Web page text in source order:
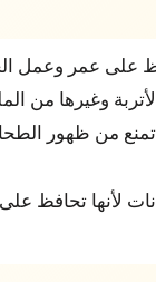
على عمر
وغيرها
من ظهور
لأنها تحافظ